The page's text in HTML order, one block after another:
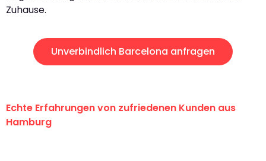
Zuhause.
Unverbindlich Barcelona anfragen
Echte Erfahrungen von zufriedenen Kunden aus
Hamburg